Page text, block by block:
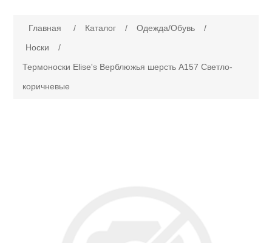
Каталог
Главная / Каталог / Одежда/Обувь
/
Носки
/
Термоноски Elise's Верблюжья шерсть A157 Светло-
коричневые